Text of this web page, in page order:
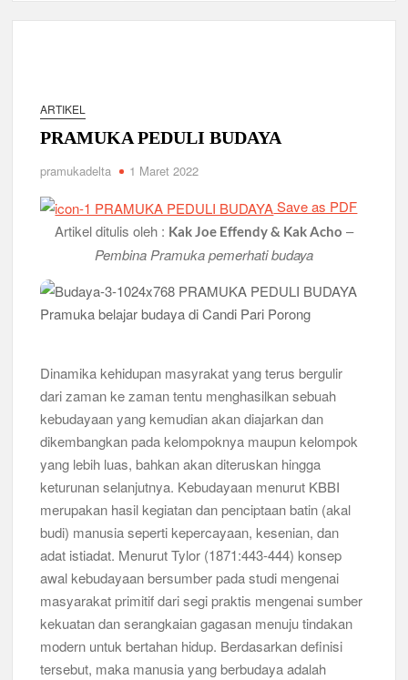
Relevansi Pemikiran Baden-Powell dalam Pembinaan
Generasi Muda di Era Digital
Kwarran Sukodono Tahun 2026
Berkarakter, Berprestasi, Berbudi Luhur : Lomba Tingkat I
Gudep 14.077-14.078 Pangkalan SDN Sidodadi 1 Taman
Cetak Generasi Tangguh
Pramuka SMKN 1 Jabon Tempa Disiplin dan Kepedulian
Sosial Melalui Jelajah Desa
Perkuat Kepemimpinan dan Demokrasi, Kwarran Jabon Gelar
Dianpinsa serta Musppanitera 2026
Bukan Cuma Kemah! Pramuka SMK YPM 3 Taman Adopsi
Sistem Kerja Industri Lewat KPDA
Kwarran Porong Gembleng Penegak Pramuka Lewat Pelatihan
Keprotokoleran
Tumbuhkan Ceria dan Karakter Sejak Dini, 704 Pramuka
Siaga Ramaikan Pesta Siaga Kwarran Prambon 2026
Ceria Bersama Pramuka Siaga: Membangun Generasi Tangguh
dan Berkarakter
ARTIKEL
PRAMUKA PEDULI BUDAYA
pramukadelta 1 Maret 2022
Save as PDF
Artikel ditulis oleh : Kak Joe Effendy & Kak Acho –
Pembina Pramuka pemerhati budaya
Pramuka belajar budaya di Candi Pari Porong
Dinamika kehidupan masyrakat yang terus bergulir
dari zaman ke zaman tentu menghasilkan sebuah
kebudayaan yang kemudian akan diajarkan dan
dikembangkan pada kelompoknya maupun kelompok
yang lebih luas, bahkan akan diteruskan hingga
keturunan selanjutnya. Kebudayaan menurut KBBI
merupakan hasil kegiatan dan penciptaan batin (akal
budi) manusia seperti kepercayaan, kesenian, dan
adat istiadat. Menurut Tylor (1871:443-444) konsep
awal kebudayaan bersumber pada studi mengenai
masyarakat primitif dari segi praktis mengenai sumber
kekuatan dan serangkaian gagasan menuju tindakan
modern untuk bertahan hidup. Berdasarkan definisi
tersebut, maka manusia yang berbudaya adalah